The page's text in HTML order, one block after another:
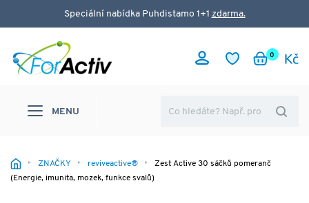
Speciální nabídka Puhdistamo 1+1 zdarma.
0
MENU
ZNAČKY reviveactive®
Zest Active 30 sáčků pomeranč
(Energie, imunita, mozek, funkce svalů)